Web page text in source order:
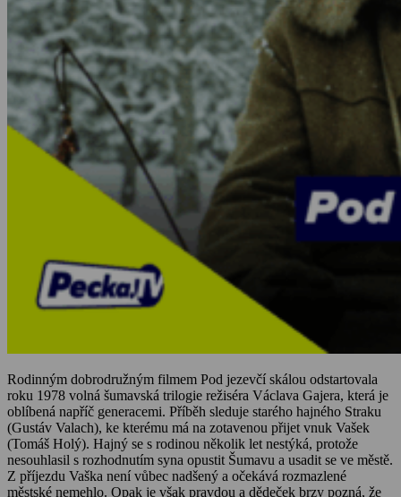
Rodinným dobrodružným filmem Pod jezevčí skálou odstartovala
roku 1978 volná šumavská trilogie režiséra Václava Gajera, která je
oblíbená napříč generacemi. Příběh sleduje starého hajného Straku
(Gustáv Valach), ke kterému má na zotavenou přijet vnuk Vašek
(Tomáš Holý). Hajný se s rodinou několik let nestýká, protože
nesouhlasil s rozhodnutím syna opustit Šumavu a usadit se ve městě.
Z příjezdu Vaška není vůbec nadšený a očekává rozmazlené
městské nemehlo. Opak je však pravdou a dědeček brzy pozná, že